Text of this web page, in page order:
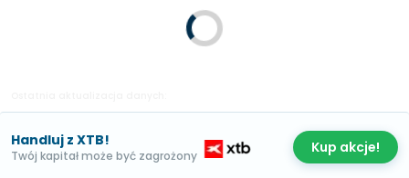
Handluj z XTB!
Twój kapitał może być zagrożony Kup akcje!